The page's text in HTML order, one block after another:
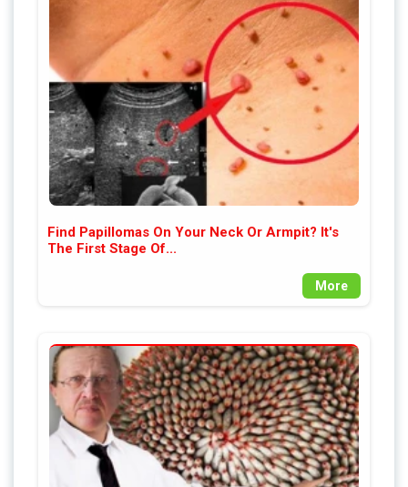
Find Papillomas On Your Neck Or Armpit? It's
The First Stage Of...
More